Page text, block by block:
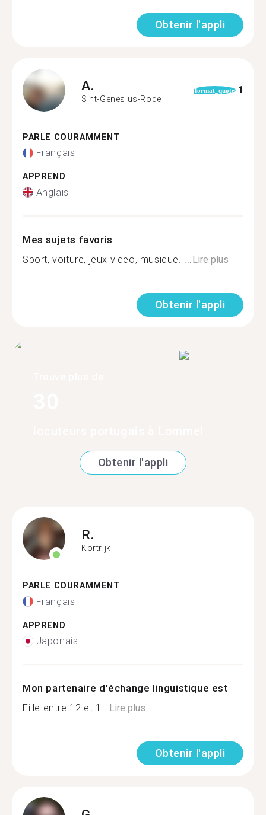
Obtenir l'appli
A.
Sint-Genesius-Rode
format_quote 1
PARLE COURAMMENT
Français
APPREND
Anglais
Mes sujets favoris
Sport, voiture, jeux video, musique. ... Lire plus
Obtenir l'appli
Obtenir l'appli
R.
Kortrijk
PARLE COURAMMENT
Français
APPREND
Japonais
Mon partenaire d'échange linguistique est
Fille entre 12 et 1...Lire plus
Obtenir l'appli